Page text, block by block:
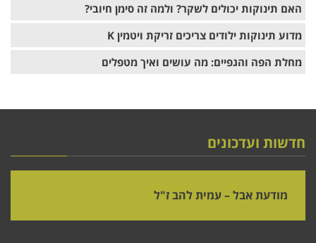
האם תינוקות יכולים לשקר? ולמה זה סימן חיובי?
מדוע תינוקות ילודים צריכים זריקת ויטמין K
מחלת הפה והגפיים: מה עושים ואיך מטפלים
חדשות ועדכונים
מודעת אבל – עמית להב ז"ל